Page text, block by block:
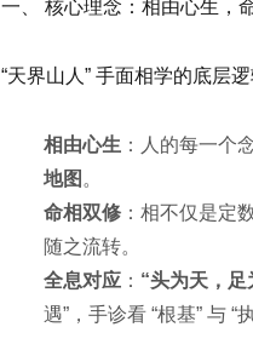
一、 核心理念：相由心生，
“天界山人” 手面相学的底层
相由心生 ：人的每一个
地图 。
命相双修 ：相不仅是定
随之流转。
全息对应 ： “头为天，足
遇”，手诊看 “根基” 与 “执